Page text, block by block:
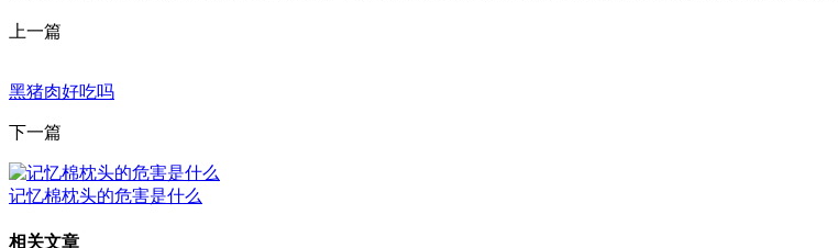
上一篇
黑猪肉好吃吗
下一篇
记忆棉枕头的危害是什么
相关文章